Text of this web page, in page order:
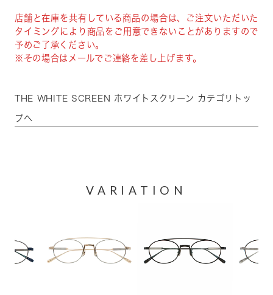
店舗と在庫を共有している商品の場合は、ご注文いただいた
タイミングにより商品をご用意できないことがありますので
予めご了承ください。
※その場合はメールでご連絡を差し上げます。
THE WHITE SCREEN ホワイトスクリーン カテゴリトッ
プへ
VARIATION